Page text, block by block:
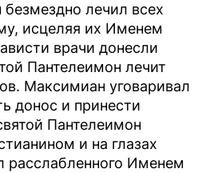
лечил всех
исцеляя их Именем
врачи донесли
Пантелеимон лечит
Максимиан уговаривал
донос и принести
Пантелеимон
и на глазах
расслабленного Именем